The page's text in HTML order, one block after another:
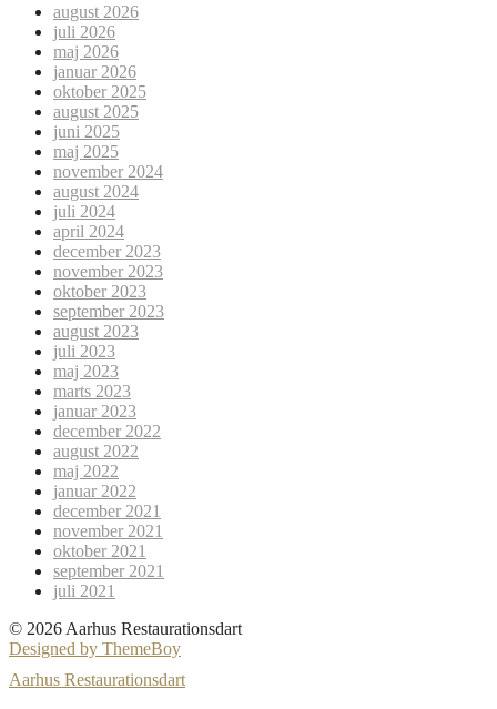
august 2026
juli 2026
maj 2026
januar 2026
oktober 2025
august 2025
juni 2025
maj 2025
november 2024
august 2024
juli 2024
april 2024
december 2023
november 2023
oktober 2023
september 2023
august 2023
juli 2023
maj 2023
marts 2023
januar 2023
december 2022
august 2022
maj 2022
januar 2022
december 2021
november 2021
oktober 2021
september 2021
juli 2021
© 2026 Aarhus Restaurationsdart
Designed by ThemeBoy
Aarhus Restaurationsdart